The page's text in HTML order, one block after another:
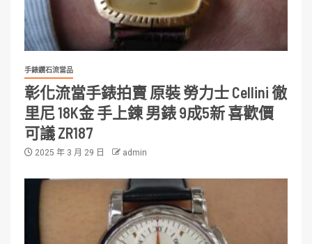
手錶鑽石流當品
彰化流當手錶拍賣 原裝 勞力士 Cellini 徹
里尼 18K金 手上鍊 男錶 9成5新 喜歡價
可議 ZR187
2025 年 3 月 29 日 admin